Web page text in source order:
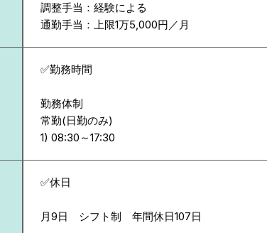
調整手当：経験による
通勤手当：上限1万5,000円／月
✅勤務時間
勤務体制
常勤(日勤のみ)
✅休日
月9日 シフト制 年間休日107日